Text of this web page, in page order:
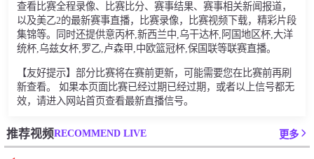
查看比赛全程录像、比赛比分、赛事结果、赛事相关新闻报道，
以及美乙2的最新赛事直播，比赛录像，比赛视频下载，精彩片段
集锦等。同时还提供意丙杯,新西兰中,乌干达杯,阿国地区杯,大洋
统杯,乌兹女杯,罗乙,卢森甲,中欧篮冠杯,保国联等联赛直播。
【友好提示】部分比赛将在赛前更新，可能需要您在比赛前再刷
新查看。 如果本页面比赛已经过期已经过期，或者以上信号都无
效，请进入网站首页查看最新直播信号。
推荐视频RECOMMEND LIVE 更多